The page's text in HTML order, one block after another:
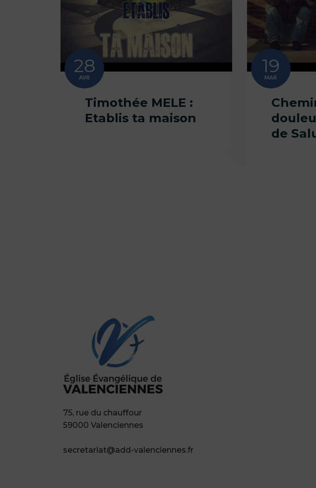
28
AVR
Timothée MELE :
Etablis ta maison
19
MAR
de
75, rue du chauffour
59000 Valenciennes
secretariat@add-valenciennes.fr